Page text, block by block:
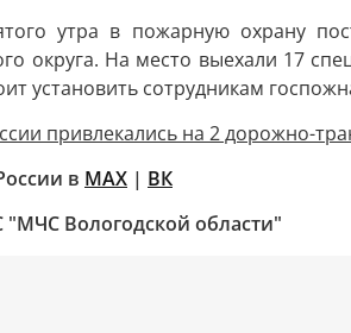
утра в пожарную охрану
округа. На место выехали 17
установить сотрудникам
привлекались на 2 дорожно-
в MAX | ВК
Вологодской области"